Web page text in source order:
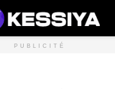
PUBLICITÉ